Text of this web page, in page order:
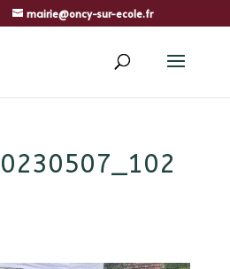
mairie@oncy-sur-ecole.fr